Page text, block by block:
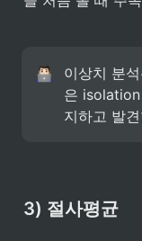
이상치 분
은
지하고 발
3) 절사평균